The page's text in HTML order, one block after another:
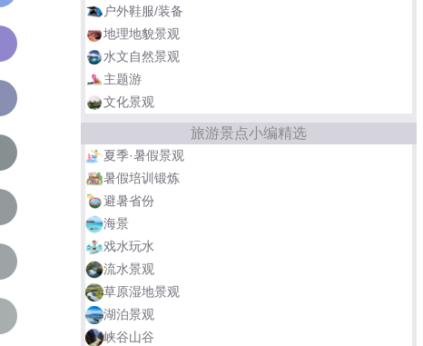
西安秦岭野生动物园
05 深圳市野生动物园
青岛森林野生动物世界
北京大兴野生动物园
08 合肥市野生动物园
09 威海神雕山野生动物园
户外鞋服/装备
地理地貌景观
水文自然景观
主题游
文化景观
旅游景点小编精选
夏季·暑假景观
暑假培训锻炼
避暑省份
海景
戏水玩水
流水景观
草原湿地景观
湖泊景观
峡谷山谷